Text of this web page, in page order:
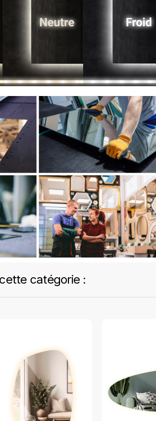
catégorie :